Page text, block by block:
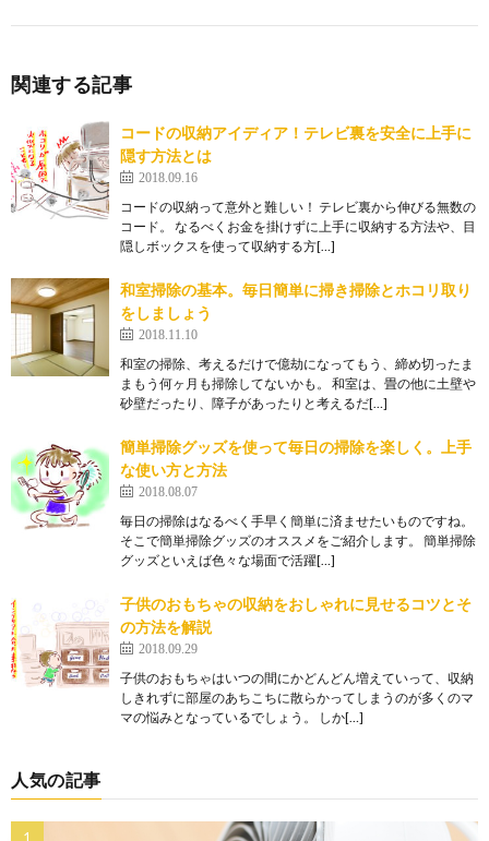
関連する記事
コードの収納アイディア！テレビ裏を安全に上手に
隠す方法とは
2018.09.16
コードの収納って意外と難しい！ テレビ裏から伸びる無数の
コード。 なるべくお金を掛けずに上手に収納する方法や、目
隠しボックスを使って収納する方[…]
和室掃除の基本。毎日簡単に掃き掃除とホコリ取り
をしましょう
2018.11.10
和室の掃除、考えるだけで億劫になってもう、締め切ったま
まもう何ヶ月も掃除してないかも。 和室は、畳の他に土壁や
砂壁だったり、障子があったりと考えるだ[…]
簡単掃除グッズを使って毎日の掃除を楽しく。上手
な使い方と方法
2018.08.07
毎日の掃除はなるべく手早く簡単に済ませたいものですね。
そこで簡単掃除グッズのオススメをご紹介します。 簡単掃除
グッズといえば色々な場面で活躍[…]
子供のおもちゃの収納をおしゃれに見せるコツとそ
の方法を解説
2018.09.29
子供のおもちゃはいつの間にかどんどん増えていって、収納
しきれずに部屋のあちこちに散らかってしまうのが多くのマ
マの悩みとなっているでしょう。 しか[…]
人気の記事